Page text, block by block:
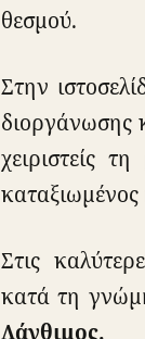
θεσμού.
Στην
διοργάνωσης
χειριστείς
Στις
κατά τη
Λάνθιμος.